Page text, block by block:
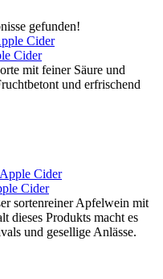
gefunden!
Cider
mit feiner Säure und
und erfrischend
Cider
sortenreiner Apfelwein mit
dieses Produkts macht es
und gesellige Anlässe.